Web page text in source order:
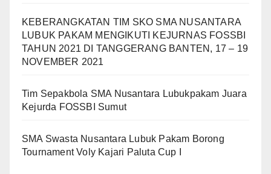
KEBERANGKATAN TIM SKO SMA NUSANTARA
LUBUK PAKAM MENGIKUTI KEJURNAS FOSSBI
TAHUN 2021 DI TANGGERANG BANTEN, 17 – 19
NOVEMBER 2021
Tim Sepakbola SMA Nusantara Lubukpakam Juara
Kejurda FOSSBI Sumut
SMA Swasta Nusantara Lubuk Pakam Borong
Tournament Voly Kajari Paluta Cup I